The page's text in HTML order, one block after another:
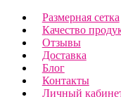
Размерная сетка
Качество
Отзывы
Доставка
Блог
Контакты
Личный